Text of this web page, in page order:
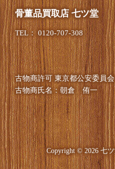
骨董品買取店 七ツ堂
TEL：0120-707-308
古物商許可 東京都公安委員
古物商氏名：朝倉 侑一
Copyright © 2026 七